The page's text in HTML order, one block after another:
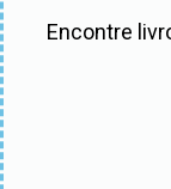
Encontre